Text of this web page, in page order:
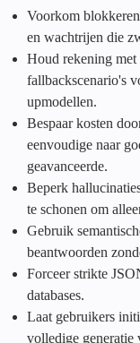
Voorkom
en wachtrijen die
Houd rekening
fallbackscenario's
upmodellen.
Bespaar kosten
eenvoudige naar
geavanceerde.
Beperk
te schonen om
Gebruik
beantwoorden
Forceer strikte
databases.
Laat gebruikers
volledige generatie